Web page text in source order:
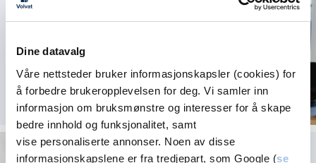
Dine datavalg
Våre nettsteder bruker informasjonskapsler (cookies) for
å forbedre brukeropplevelsen for deg. Vi samler inn
informasjon om bruksmønstre og interesser for å skape
bedre innhold og funksjonalitet, samt
vise personaliserte annonser. Noen av disse
informasjonskapslene er fra tredjepart, som Google (se
hjemmekontoret
Ernærings­fysiologens